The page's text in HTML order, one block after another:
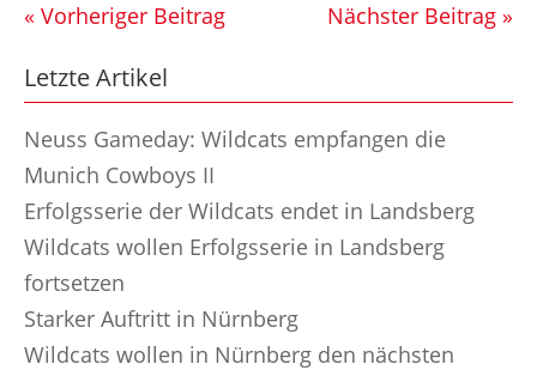
« Vorheriger Beitrag Nächster Beitrag »
Letzte Artikel
Neuss Gameday: Wildcats empfangen die
Munich Cowboys II
Erfolgsserie der Wildcats endet in Landsberg
Wildcats wollen Erfolgsserie in Landsberg
fortsetzen
Starker Auftritt in Nürnberg
Wildcats wollen in Nürnberg den nächsten